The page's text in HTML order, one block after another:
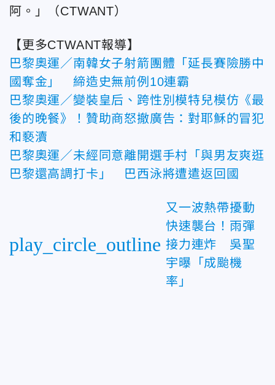
阿。」（CTWANT）
【更多CTWANT報導】
巴黎奧運／南韓女子射箭團體「延長賽險勝中
國奪金」 締造史無前例10連霸
巴黎奧運／變裝皇后、跨性別模特兒模仿《最
後的晚餐》！贊助商怒撤廣告：對耶穌的冒犯
和褻瀆
巴黎奧運／未經同意離開選手村「與男友爽逛
巴黎還高調打卡」 巴西泳將遭遣返回國
play_circle_outline
又一波熱帶擾動
快速襲台！雨彈
接力連炸 吳聖
宇曝「成颱機
率」